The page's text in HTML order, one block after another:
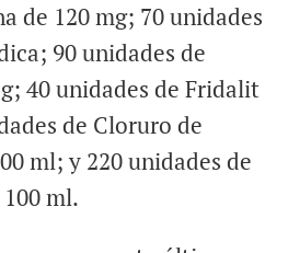
de 120 mg; 70 unidades
90 unidades de
40 unidades de Fridalit
de Cloruro de
ml; y 220 unidades de
ml.